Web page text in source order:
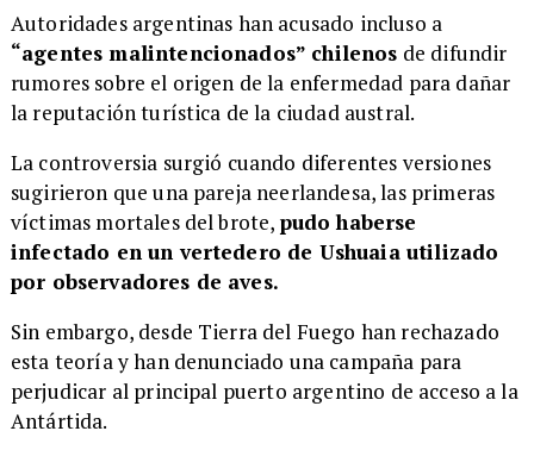
Autoridades argentinas han acusado incluso a
“agentes malintencionados” chilenos de difundir
rumores sobre el origen de la enfermedad para dañar
la reputación turística de la ciudad austral.
La controversia surgió cuando diferentes versiones
sugirieron que una pareja neerlandesa, las primeras
víctimas mortales del brote, pudo haberse
infectado en un vertedero de Ushuaia utilizado
por observadores de aves.
Sin embargo, desde Tierra del Fuego han rechazado
esta teoría y han denunciado una campaña para
perjudicar al principal puerto argentino de acceso a la
Antártida.